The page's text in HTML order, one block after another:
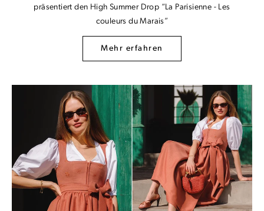
präsentiert den High Summer Drop “La Parisienne - Les
couleurs du Marais”
Mehr erfahren